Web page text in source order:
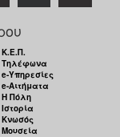
Κ.Ε.Π.
Τηλέφωνα
e-Υπηρεσίες
e-Αιτήματα
Η Πόλη
Ιστορία
Κνωσός
Μουσεία